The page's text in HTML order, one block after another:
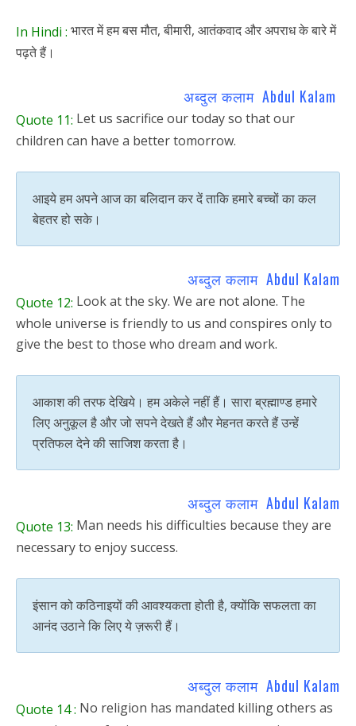
In Hindi : भारत में हम बस मौत, बीमारी, आतंकवाद और अपराध के बारे में
पढ़ते हैं।
अब्दुल कलाम Abdul Kalam
Quote 11: Let us sacrifice our today so that our
children can have a better tomorrow.
आइये हम अपने आज का बलिदान कर दें ताकि हमारे बच्चों का कल
बेहतर हो सके।
अब्दुल कलाम Abdul Kalam
Quote 12: Look at the sky. We are not alone. The
whole universe is friendly to us and conspires only to
give the best to those who dream and work.
आकाश की तरफ देखिये। हम अकेले नहीं हैं। सारा ब्रह्माण्ड हमारे
लिए अनुकूल है और जो सपने देखते हैं और मेहनत करते हैं उन्हें
प्रतिफल देने की साजिश करता है।
अब्दुल कलाम Abdul Kalam
Quote 13: Man needs his difficulties because they are
necessary to enjoy success.
इंसान को कठिनाइयों की आवश्यकता होती है, क्योंकि सफलता का
आनंद उठाने कि लिए ये ज़रूरी हैं।
अब्दुल कलाम Abdul Kalam
Quote 14 : No religion has mandated killing others as